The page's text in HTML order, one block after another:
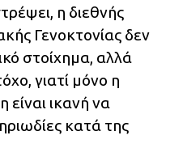
η διεθνής
Γενοκτονίας δεν
στοίχημα, αλλά
γιατί μόνο η
είναι ικανή να
κατά της